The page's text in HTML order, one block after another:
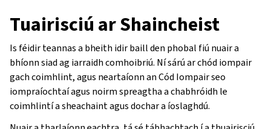
Tuairisciú ar Shaincheist
Is féidir teannas a bheith idir baill den phobal fiú nuair a
bhíonn siad ag iarraidh comhoibriú. Ní sárú ar chód iompair
gach coimhlint, agus neartaíonn an Cód Iompair seo
iompraíochtaí agus noirm spreagtha a chabhróidh le
coimhlintí a sheachaint agus dochar a íoslaghdú.